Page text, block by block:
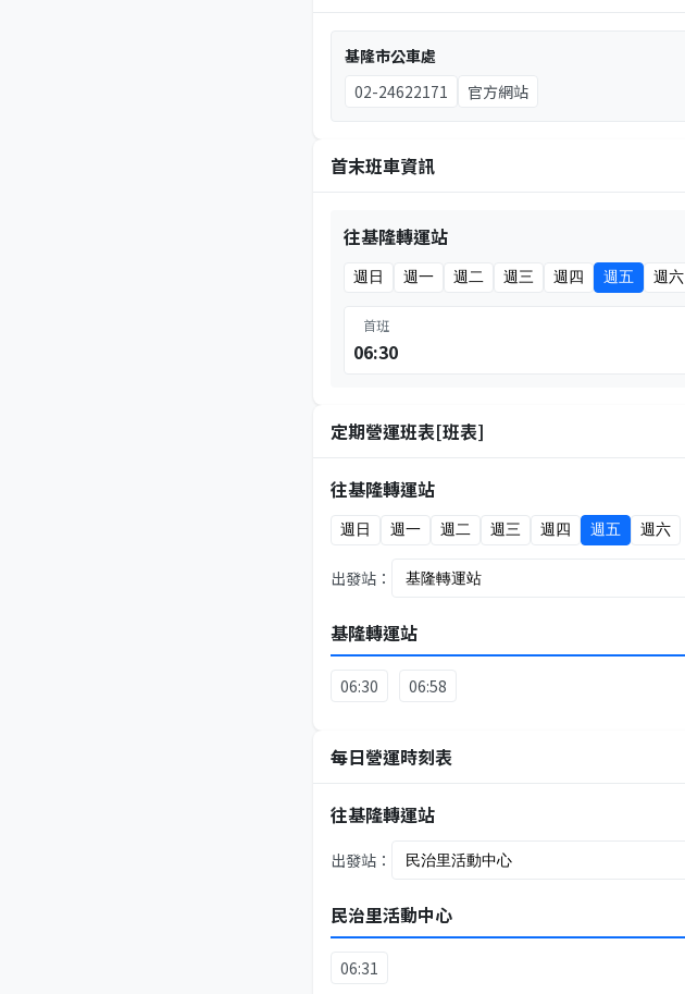
基隆市公車處
02-24622171
官方網站
首末班車資訊
往基隆轉運站
週日 週一 週二 週三 週四 週五 週六
首班
06:30
定期營運班表[班表]
往基隆轉運站
週日 週一 週二 週三 週四 週五 週六
出發站：
基隆轉運站
06:30 06:58
每日營運時刻表
往基隆轉運站
出發站：
民治里活動中心
06:31